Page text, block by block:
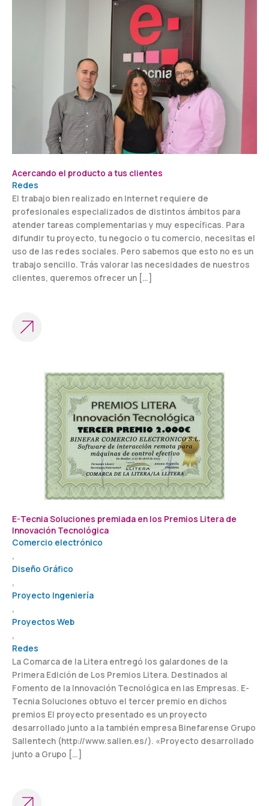
Acercando el producto a tus clientes
Redes
El trabajo bien realizado en Internet requiere de
profesionales especializados de distintos ámbitos para
atender tareas complementarias y muy específicas. Para
difundir tu proyecto, tu negocio o tu comercio, necesitas el
uso de las redes sociales. Pero sabemos que esto no es un
trabajo sencillo. Trás valorar las necesidades de nuestros
clientes, queremos ofrecer un […]
E-Tecnia Soluciones premiada en los Premios Litera de
Innovación Tecnológica
Comercio electrónico
,
Diseño Gráfico
,
Proyecto Ingeniería
,
Proyectos Web
,
Redes
La Comarca de la Litera entregó los galardones de la
Primera Edición de Los Premios Litera. Destinados al
Fomento de la Innovación Tecnológica en las Empresas. E-
Tecnia Soluciones obtuvo el tercer premio en dichos
premios El proyecto presentado es un proyecto
desarrollado junto a la también empresa Binefarense Grupo
Sallentech (http://www.sallen.es/). «Proyecto desarrollado
junto a Grupo […]